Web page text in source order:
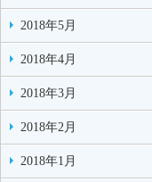
2018年5月
2018年4月
2018年3月
2018年2月
2018年1月